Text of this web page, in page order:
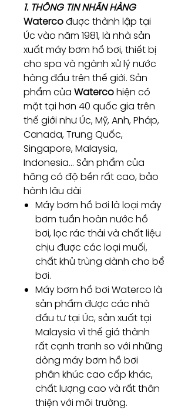
1. THÔNG TIN NHÃN HÀNG
Watercođược thành lập tại
Úc vào năm 1981, là nhà sản
xuất máy bơm hồ bơi, thiết bị
cho spa và ngành xử lý nước
hàng đầu trên thế giới. Sản
phẩm của Watercohiện có
mặt tại hơn 40 quốc gia trên
thế giới như Úc, Mỹ, Anh, Pháp,
Canada, Trung Quốc,
Singapore, Malaysia,
Indonesia… Sản phẩm của
hãng có độ bền rất cao, bảo
hành lâu dài
Máy bơm hồ bơi là loại máy
bơm tuần hoàn nước hồ
bơi, lọc rác thải và chất liệu
chịu được các loại muối,
chất khử trùng dành cho bể
bơi.
Máy bơm hồ bơi Waterco là
sản phẩm được các nhà
đầu tư tại Úc, sản xuất tại
Malaysia vì thế giá thành
rất cạnh tranh so với những
dòng máy bơm hồ bơi
phân khúc cao cấp khác,
chất lượng cao và rất thân
thiện với môi trường.